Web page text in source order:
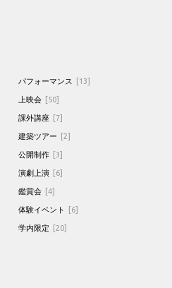
パフォーマンス [13]
上映会 [50]
課外講座 [7]
建築ツアー [2]
公開制作 [3]
演劇上演 [6]
鑑賞会 [4]
体験イベント [6]
学内限定 [20]